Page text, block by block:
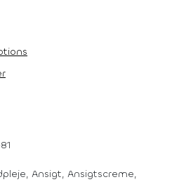
Ansigt, Ansigtscreme,